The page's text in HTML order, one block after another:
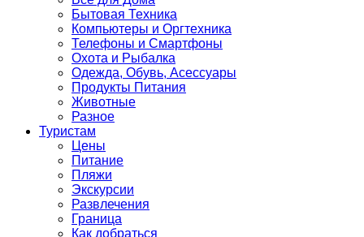
Бытовая Техника
Компьютеры и Оргтехника
Телефоны и Смартфоны
Охота и Рыбалка
Одежда, Обувь, Асессуары
Продукты Питания
Животные
Разное
Туристам
Цены
Питание
Пляжи
Экскурсии
Развлечения
Граница
Как добраться